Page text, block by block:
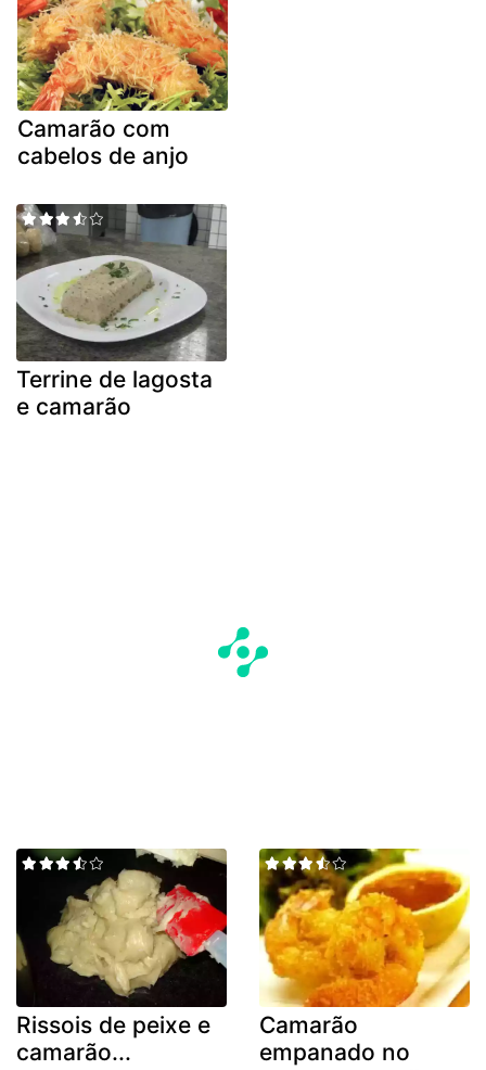
Camarão com
cabelos de anjo
Terrine de lagosta
e camarão
Rissois de peixe e
camarão...
Camarão
empanado no